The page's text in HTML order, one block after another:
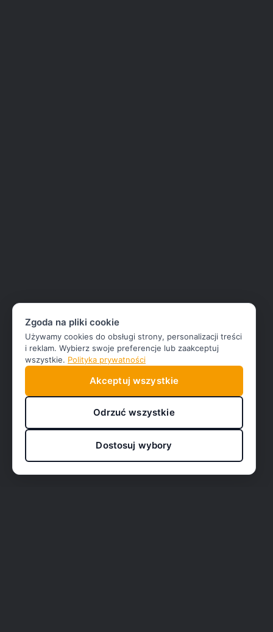
Zgoda na pliki cookie
Używamy cookies do obsługi strony, personalizacji treści
i reklam. Wybierz swoje preferencje lub zaakceptuj
wszystkie. Polityka prywatności
Akceptuj wszystkie
Odrzuć wszystkie
Dostosuj wybory